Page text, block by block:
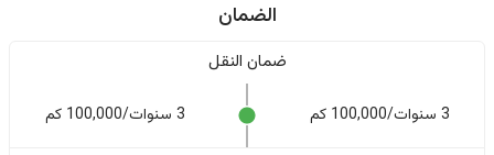
الضمان
ضمان النقل
3 سنوات/100,000 كم 3 سنوات/100,000 كم